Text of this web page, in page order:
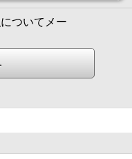
についてメー